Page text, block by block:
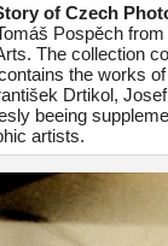
of Czech
Pospěch
The collection
the works
Drtikol,
beeing
artists.